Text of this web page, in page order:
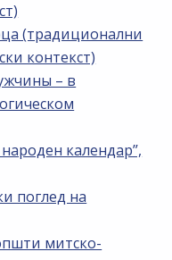
(традиционални
контекст)
– в
календар”,
поглед на
митско-